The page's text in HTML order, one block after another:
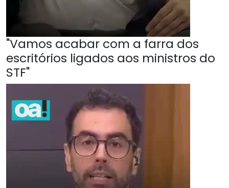
"Vamos acabar com a farra dos
escritórios ligados aos ministros do
STF"